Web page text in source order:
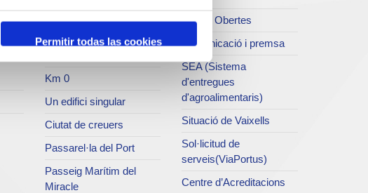
Permitir todas las cookies
Museu del Port
Km 0
Un edifici singular
Ciutat de creuers
Passarel·la del Port
Passeig Marítim del
Miracle
Dades Obertes
Comunicació i premsa
SEA (Sistema
d'entregues
d'agroalimentaris)
Situació de Vaixells
Sol·licitud de
serveis(ViaPortus)
Centre d’Acreditacions